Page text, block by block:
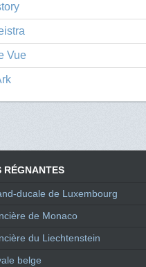
Vue
RÉGNANTES
ducale de Luxembourg
de Monaco
du Liechtenstein
belge